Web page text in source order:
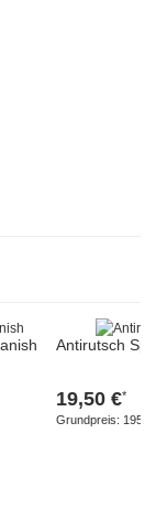
Antirutsch
19,50 €*
Grundpreis: